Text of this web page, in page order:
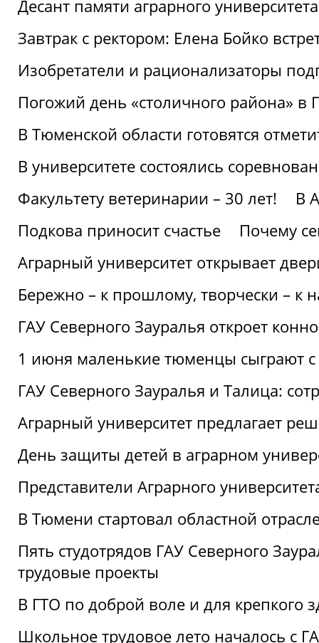
Десант памяти аграрного
Завтрак с ректором: Елена Бойко
Изобретатели и рационализаторы
Погожий день «столичного района» в
В Тюменской области готовятся
В университете состоялись
Факультету ветеринарии – 30 лет!
В
Подкова приносит счастье
Почему
Аграрный университет открывает
Бережно – к прошлому, творчески – к
ГАУ Северного Зауралья откроет
1 июня маленькие тюменцы сыграют с
ГАУ Северного Зауралья и Талица:
Аграрный университет предлагает
День защиты детей в аграрном
Представители Аграрного
В Тюмени стартовал областной
Пять студотрядов ГАУ Северного
трудовые проекты
В ГТО по доброй воле и для крепкого
Школьное трудовое лето началось с